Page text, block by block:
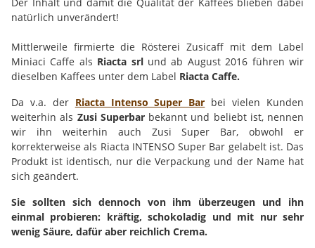
natürlich unverändert!
Mittlerweile firmierte die Rösterei Zusicaff mit dem Label
Miniaci Caffe als Riacta srlund ab August 2016 führen wir
dieselben Kaffees unter dem Label Riacta Caffe.
Da v.a. der Riacta Intenso Super Bar bei vielen Kunden
weiterhin als Zusi Superbarbekannt und beliebt ist, nennen
wir ihn weiterhin auch Zusi Super Bar, obwohl er
korrekterweise als Riacta INTENSO Super Bar gelabelt ist. Das
Produkt ist identisch, nur die Verpackung und der Name hat
sich geändert.
Sie sollten sich dennoch von ihm überzeugen und ihn
einmal probieren: kräftig, schokoladig und mit nur sehr
wenig Säure, dafür aber reichlich Crema.